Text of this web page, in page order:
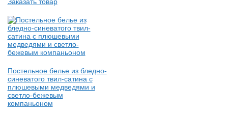
Постельное белье из бледно-
синеватого твил-сатина с
плюшевыми медведями и
светло-бежевым
компаньоном